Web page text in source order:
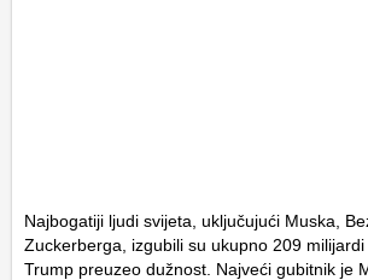
Najbogatiji ljudi svijeta, uključujući Muska,
Zuckerberga, izgubili su ukupno 209
Trump preuzeo dužnost. Najveći gubitnik je